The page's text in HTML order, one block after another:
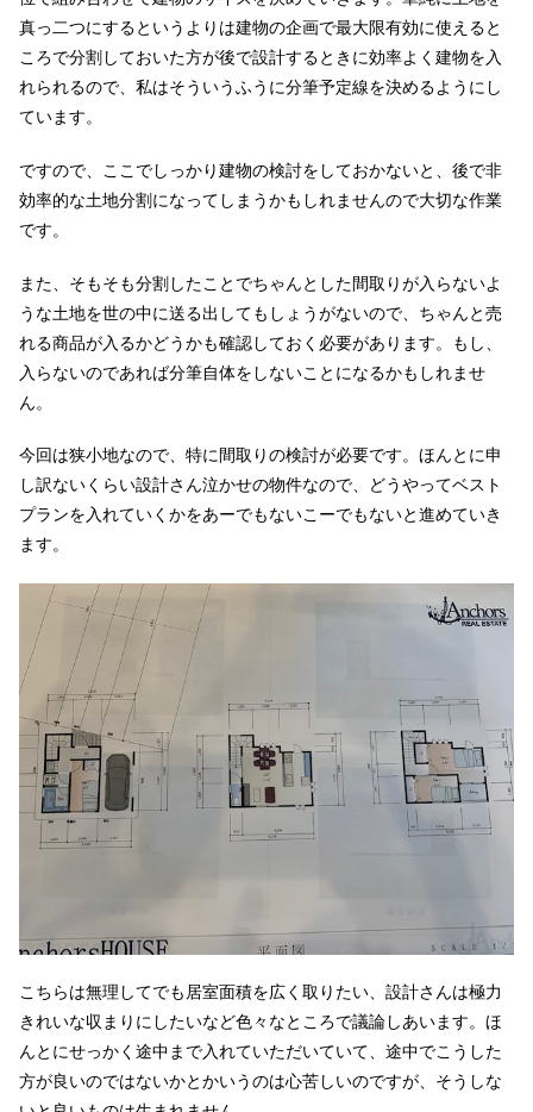
真っ二つにするというよりは建物の企画で最大限有効に使えると
ころで分割しておいた方が後で設計するときに効率よく建物を入
れられるので、私はそういうふうに分筆予定線を決めるようにし
ています。
ですので、ここでしっかり建物の検討をしておかないと、後で非
効率的な土地分割になってしまうかもしれませんので大切な作業
です。
また、そもそも分割したことでちゃんとした間取りが入らないよ
うな土地を世の中に送る出してもしょうがないので、ちゃんと売
れる商品が入るかどうかも確認しておく必要があります。もし、
入らないのであれば分筆自体をしないことになるかもしれませ
ん。
今回は狭小地なので、特に間取りの検討が必要です。ほんとに申
し訳ないくらい設計さん泣かせの物件なので、どうやってベスト
プランを入れていくかをあーでもないこーでもないと進めていき
ます。
こちらは無理してでも居室面積を広く取りたい、設計さんは極力
きれいな収まりにしたいなど色々なところで議論しあいます。ほ
んとにせっかく途中まで入れていただいていて、途中でこうした
方が良いのではないかとかいうのは心苦しいのですが、そうしな